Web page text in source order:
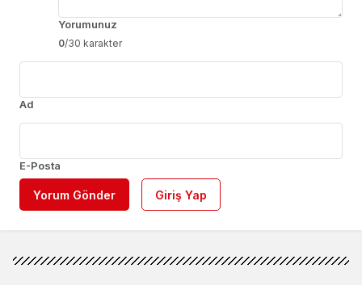
Yorumunuz
0/30 karakter
Ad
E-Posta
Yorum Gönder Giriş Yap